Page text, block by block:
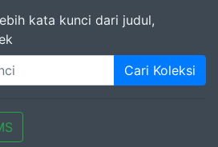
kata kunci dari judul,
Cari Koleksi